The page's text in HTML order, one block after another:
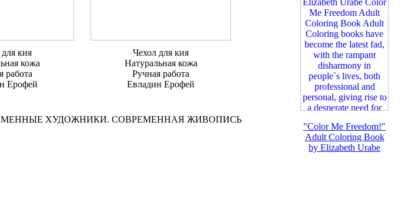
кия
кожа
работа
Ерофей
Чехол для кия
Натуральная кожа
Ручная работа
Евладин Ерофей
ХУДОЖНИКИ. СОВРЕМЕННАЯ ЖИВОПИСЬ
"Color Me Freedom!"
Adult Coloring Book
by Elizabeth Urabe